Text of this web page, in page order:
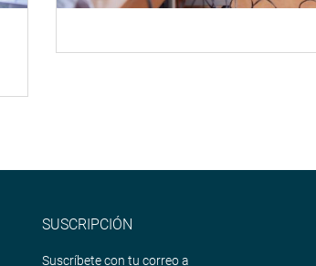
SUSCRIPCIÓN
Suscríbete con tu correo a